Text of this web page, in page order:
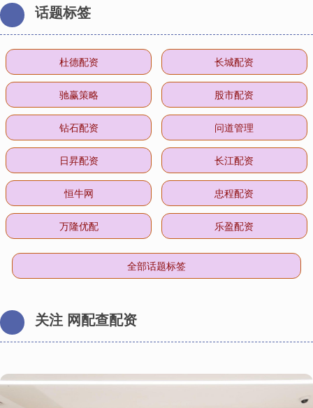
话题标签
杜德配资 长城配资
驰赢策略 股市配资
钻石配资 问道管理
日昇配资 长江配资
恒牛网 忠程配资
万隆优配 乐盈配资
全部话题标签
关注 网配查配资